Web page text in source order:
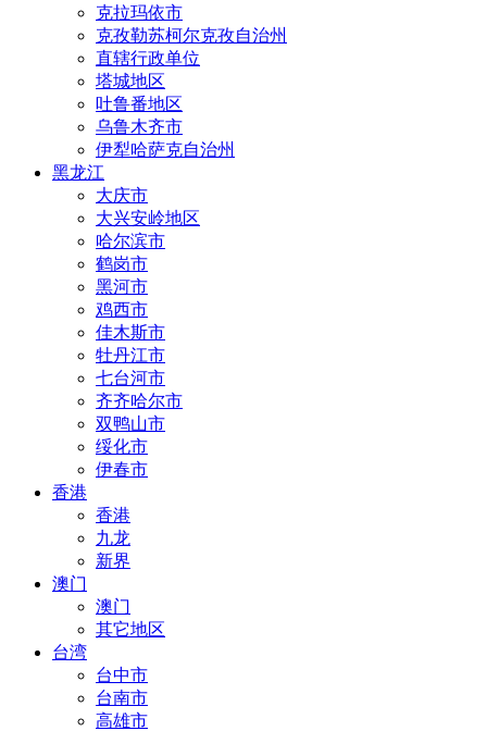
克拉玛依市
克孜勒苏柯尔克孜自治州
直辖行政单位
塔城地区
吐鲁番地区
乌鲁木齐市
伊犁哈萨克自治州
黑龙江
大庆市
大兴安岭地区
哈尔滨市
鹤岗市
黑河市
鸡西市
佳木斯市
牡丹江市
七台河市
齐齐哈尔市
双鸭山市
绥化市
伊春市
香港
香港
九龙
新界
澳门
澳门
其它地区
台湾
台中市
台南市
高雄市